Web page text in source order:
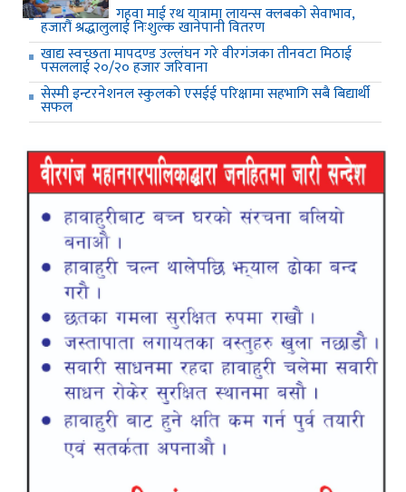
गहवा माई रथ यात्रामा लायन्स क्लबको सेवाभाव,
हजारौं श्रद्धालुलाई निःशुल्क खानेपानी वितरण
खाद्य स्वच्छता मापदण्ड उल्लंघन गरे वीरगंजका तीनवटा मिठाई
पसललाई २०/२० हजार जरिवाना
सेस्मी इन्टरनेशनल स्कुलको एसईई परिक्षामा सहभागि सबै बिद्यार्थी
सफल